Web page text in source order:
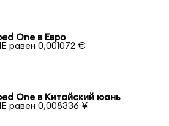
One в Евро
равен 0,001072 €
One в Китайский юань
равен 0,008336 ¥